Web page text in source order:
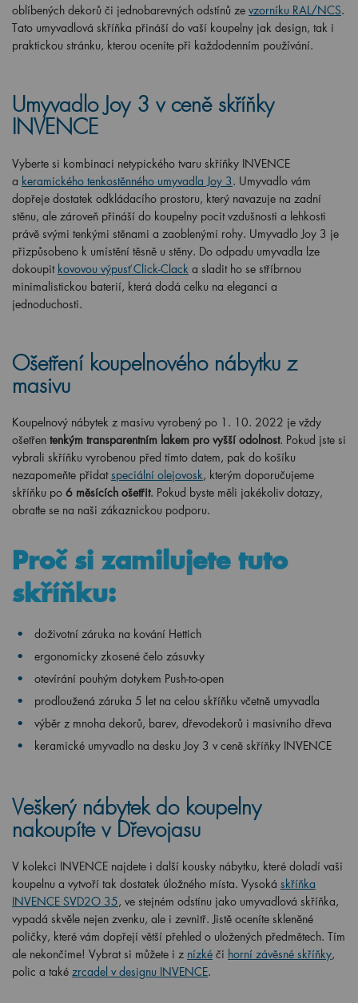
oblíbených dekorů či jednobarevných odstínů ze vzorníku RAL/NCS.
Tato umyvadlová skříňka přináší do vaší koupelny jak design, tak i
praktickou stránku, kterou oceníte při každodenním používání.
Umyvadlo Joy 3 v ceně skříňky
INVENCE
Vyberte si kombinaci netypického tvaru skříňky INVENCE
a keramického tenkostěnného umyvadla Joy 3. Umyvadlo vám
dopřeje dostatek odkládacího prostoru, který navazuje na zadní
stěnu, ale zároveň přináší do koupelny pocit vzdušnosti a lehkosti
právě svými tenkými stěnami a zaoblenými rohy. Umyvadlo Joy 3 je
přizpůsobeno k umístění těsně u stěny. Do odpadu umyvadla lze
dokoupit kovovou výpusť Click-Clack a sladit ho se stříbrnou
minimalistickou baterií, která dodá celku na eleganci a
jednoduchosti.
Ošetření koupelnového nábytku z
masivu
Koupelnový nábytek z masivu vyrobený po 1. 10. 2022 je vždy
ošetřen tenkým transparentním lakem pro vyšší odolnost. Pokud jste si
vybrali skříňku vyrobenou před tímto datem, pak do košíku
nezapomeňte přidat speciální olejovosk, kterým doporučujeme
skříňku po 6 měsících ošetřit. Pokud byste měli jakékoliv dotazy,
obraťte se na naši zákaznickou podporu.
Proč si zamilujete tuto
skříňku:
doživotní záruka na kování Hettich
ergonomicky zkosené čelo zásuvky
otevírání pouhým dotykem Push-to-open
prodloužená záruka 5 let na celou skříňku včetně umyvadla
výběr z mnoha dekorů, barev, dřevodekorů i masivního dřeva
keramické umyvadlo na desku Joy 3 v ceně skříňky INVENCE
Veškerý nábytek do koupelny
nakoupíte v Dřevojasu
V kolekci INVENCE najdete i další kousky nábytku, které doladí vaši
koupelnu a vytvoří tak dostatek úložného místa. Vysoká skříňka
INVENCE SVD2O 35, ve stejném odstínu jako umyvadlová skříňka,
vypadá skvěle nejen zvenku, ale i zevnitř. Jistě oceníte skleněné
poličky, které vám dopřejí větší přehled o uložených předmětech. Tím
ale nekončíme! Vybrat si můžete i z nízké či horní závěsné skříňky,
polic a také zrcadel v designu INVENCE.